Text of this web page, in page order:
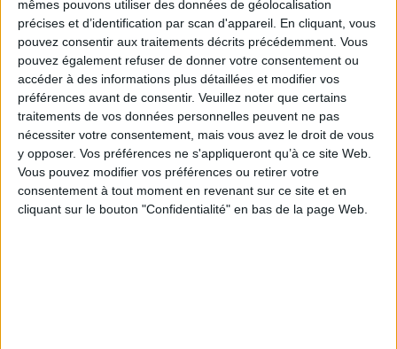
mêmes pouvons utiliser des données de géolocalisation
précises et d’identification par scan d'appareil. En cliquant, vous
pouvez consentir aux traitements décrits précédemment. Vous
pouvez également refuser de donner votre consentement ou
accéder à des informations plus détaillées et modifier vos
préférences avant de consentir. Veuillez noter que certains
traitements de vos données personnelles peuvent ne pas
nécessiter votre consentement, mais vous avez le droit de vous
y opposer. Vos préférences ne s'appliqueront qu’à ce site Web.
Vous pouvez modifier vos préférences ou retirer votre
consentement à tout moment en revenant sur ce site et en
cliquant sur le bouton "Confidentialité" en bas de la page Web.
dégressive de leurs cotisations sociales personnelles
avec les réductions de taux de cotisations dont
bénéficient les autres exploitants, améliorant ainsi
leur trésorerie et leur compétitivité.
Par ailleurs, l’exonération spécifique des cotisations
sociales patronales pour les employeurs recrutant
des travailleurs occasionnels, qui devait initialement
prendre fin le 31 décembre 2025, sera finalement
maintenue de manière permanente. De plus, depuis
le 1ᵉʳ mai 2024, cette exonération est totale pour une